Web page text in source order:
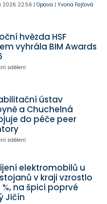
2026 22:56 | Opava | Yvona Fajtová
hvězda HSF
vyhrála BIM Awards
sdělení
ústav
a Chuchelná
do péče peer
sdělení
elektromobilů u
stojanů v kraji vzrostlo
%, na špici poprvé
Jičín